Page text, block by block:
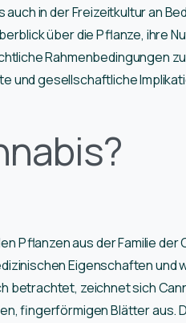
auch in der Freizeitkultur an
über die Pflanze, ihre
Rahmenbedingungen
und gesellschaftliche
Pflanzen aus der Familie
Eigenschaften und
betrachtet, zeichnet sich
fingerförmigen Blätter aus.